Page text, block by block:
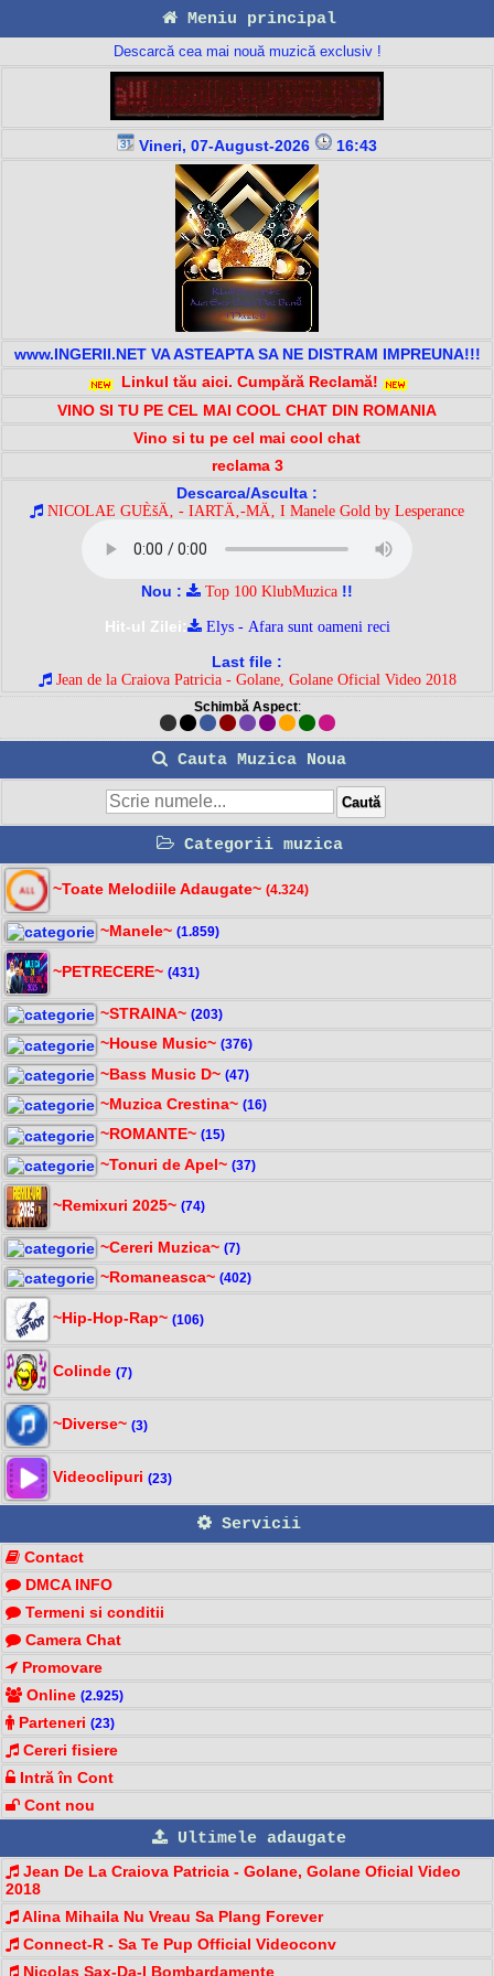
Meniu principal
Descarcă cea mai nouă muzică exclusiv !
Vineri, 07-August-2026 16:43
www.INGERII.NET VA ASTEAPTA SA NE DISTRAM IMPREUNA!!!
Linkul tău aici. Cumpără Reclamă!
VINO SI TU PE CEL MAI COOL CHAT DIN ROMANIA
Vino si tu pe cel mai cool chat
reclama 3
Descarca/Asculta :
NICOLAE GUÈšÄ‚ - IARTÄ‚-MÄ‚ I Manele Gold by Lesperance
Nou : Top 100 KlubMuzica !!
Hit-ul Zilei:
Elys - Afara sunt oameni reci
Last file :
Jean de la Craiova Patricia - Golane, Golane Oficial Video 2018
Schimbă Aspect:
Cauta Muzica Noua
Categorii muzica
~Toate Melodiile Adaugate~ (4.324)
~Manele~ (1.859)
~PETRECERE~ (431)
~STRAINA~ (203)
~House Music~ (376)
~Bass Music D~ (47)
~Muzica Crestina~ (16)
~ROMANTE~ (15)
~Tonuri de Apel~ (37)
~Remixuri 2025~ (74)
~Cereri Muzica~ (7)
~Romaneasca~ (402)
~Hip-Hop-Rap~ (106)
Colinde (7)
~Diverse~ (3)
Videoclipuri (23)
Servicii
Contact
DMCA INFO
Termeni si conditii
Camera Chat
Promovare
Online (2.925)
Parteneri (23)
Cereri fisiere
Intră în Cont
Cont nou
Ultimele adaugate
Jean De La Craiova Patricia - Golane, Golane Oficial Video
2018
Alina Mihaila Nu Vreau Sa Plang Forever
Connect-R - Sa Te Pup Official Videoconv
Nicolas Sax-Da-I Bombardamente